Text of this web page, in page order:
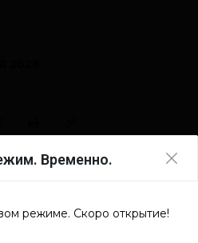
Временно.
режиме. Скоро открытие!